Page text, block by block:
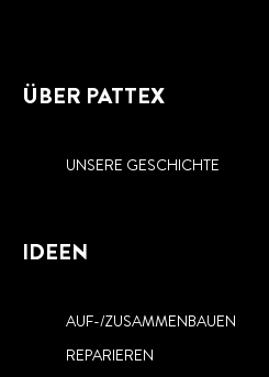
ÜBER PATTEX
UNSERE GESCHICHTE
IDEEN
AUF-/ZUSAMMENBAUEN
REPARIEREN